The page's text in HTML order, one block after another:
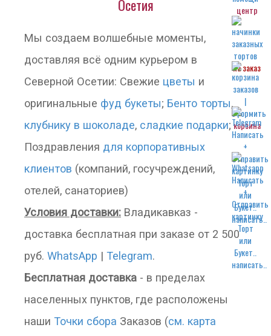
центр
на заказ
корзина
написать..
написать..
Осетия
Мы создаем волшебные моменты,
доставляя всё одним курьером в
Северной Осетии: Свежие цветы и
оригинальные фуд букеты; Бенто торты,
клубнику в шоколаде, сладкие подарки;
Поздравления для корпоративных
клиентов (компаний, госучреждений,
отелей, санаториев)
Условия доставки: Владикавказ -
доставка бесплатная при заказе от 2 500
руб. WhatsApp | Telegram.
Бесплатная доставка - в пределах
населенных пунктов, где расположены
наши Точки сбора Заказов (см. карта